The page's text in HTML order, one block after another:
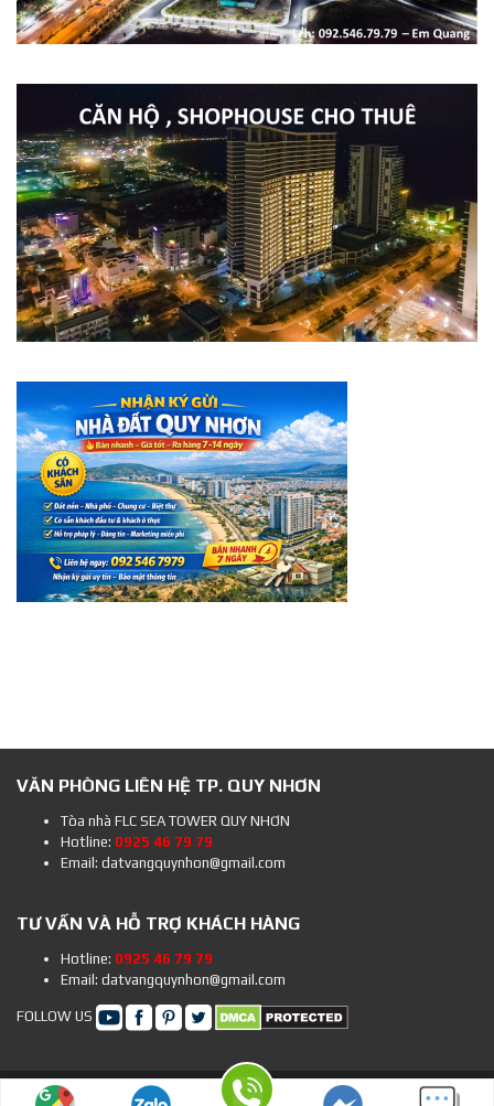
VĂN PHÒNG LIÊN HỆ TP. QUY NHƠN
Tòa nhà FLC SEA TOWER QUY NHƠN
Hotline: 0925 46 79 79
Email: datvangquynhon@gmail.com
TƯ VẤN VÀ HỖ TRỢ KHÁCH HÀNG
Hotline: 0925 46 79 79
Email: datvangquynhon@gmail.com
FOLLOW US